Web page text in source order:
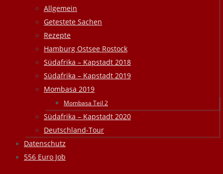
Allgemein
Getestete Sachen
Rezepte
Hamburg Ostsee Rostock
Südafrika – Kapstadt 2018
Südafrika – Kapstadt 2019
Mombasa 2019
Mombasa Teil 2
Südafrika – Kapstadt 2020
Deutschland-Tour
Datenschutz
556 Euro Job